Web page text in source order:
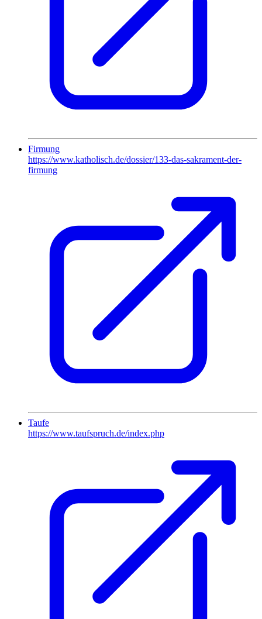
Firmung
https://www.katholisch.de/dossier/133-das-sakrament-der-
firmung
Taufe
https://www.taufspruch.de/index.php